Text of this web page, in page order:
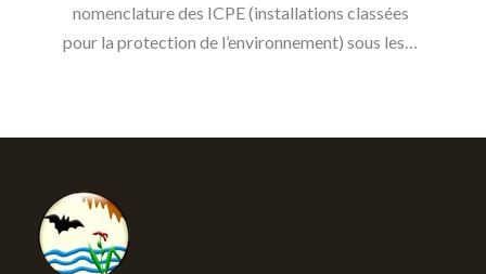
nomenclature des ICPE (installations classées
pour la protection de l’environnement) sous les…